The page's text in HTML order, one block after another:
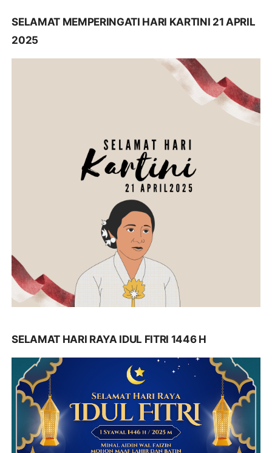
SELAMAT MEMPERINGATI HARI KARTINI 21 APRIL
2025
SELAMAT HARI RAYA IDUL FITRI 1446 H